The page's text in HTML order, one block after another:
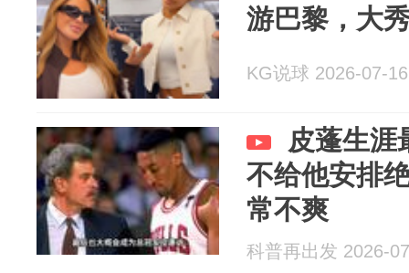
游巴黎，大
KG说球 2026-07-16
皮蓬生涯
不给他安排
常不爽
科普再出发 2026-